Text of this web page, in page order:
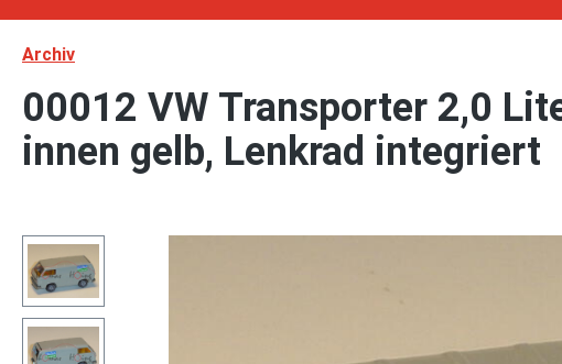
Archiv
00012 VW Transporter 2,0
innen gelb, Lenkrad integriert
Bildergalerie überspringen